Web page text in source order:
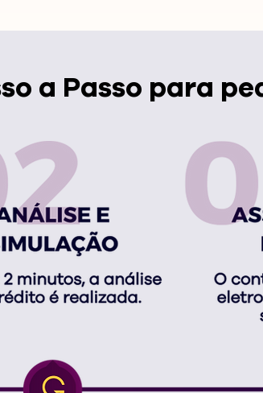
a Passo para